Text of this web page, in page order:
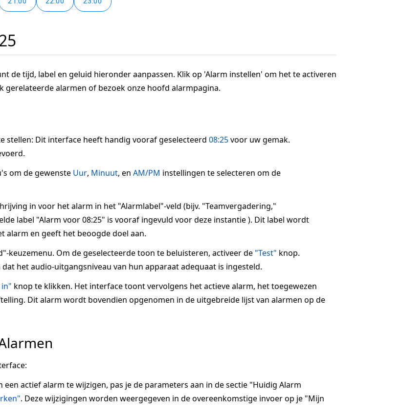
de tijd, label en geluid hieronder aanpassen. Klik op 'Alarm instellen' om het te activeren
alarmen of bezoek onze hoofd alarmpagina.
stellen: Dit interface heeft handig vooraf geselecteerd 08:25voor uw gemak.
om de gewenste Uur, Minuut, en AM/PM instellingen te selecteren om de
in voor het alarm in het "Alarmlabel"-veld (bijv. "Teamvergadering,"
label "Alarm voor 08:25" is vooraf ingevuld voor deze instantie ). Dit label wordt
alarm en geeft het beoogde doel aan.
keuzemenu. Om de geselecteerde toon te beluisteren, activeer de "Test" knop.
het audio-uitgangsniveau van hun apparaat adequaat is ingesteld.
in" knop te klikken. Het interface toont vervolgens het actieve alarm, het toegewezen
Dit alarm wordt bovendien opgenomen in de uitgebreide lijst van alarmen op de
actief alarm te wijzigen, pas je de parameters aan in de sectie "Huidig Alarm
. Deze wijzigingen worden weergegeven in de overeenkomstige invoer op je "Mijn